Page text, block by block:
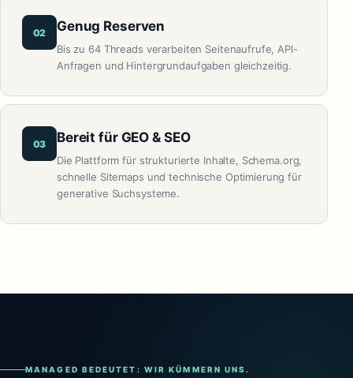
02 Genug Reserven
Bis zu 64 Threads verarbeiten Seitenaufrufe, API-
Anfragen und Hintergrundaufgaben gleichzeitig.
03 Bereit für GEO & SEO
Die Plattform für strukturierte Inhalte, Schema.org,
schnelle Sitemaps und technische Optimierung für
generative Suchsysteme.
MANAGED BEDEUTET: WIR KÜMMERN UNS.